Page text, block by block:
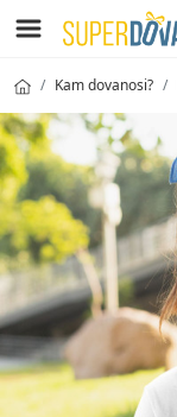
Kam dovanosi?